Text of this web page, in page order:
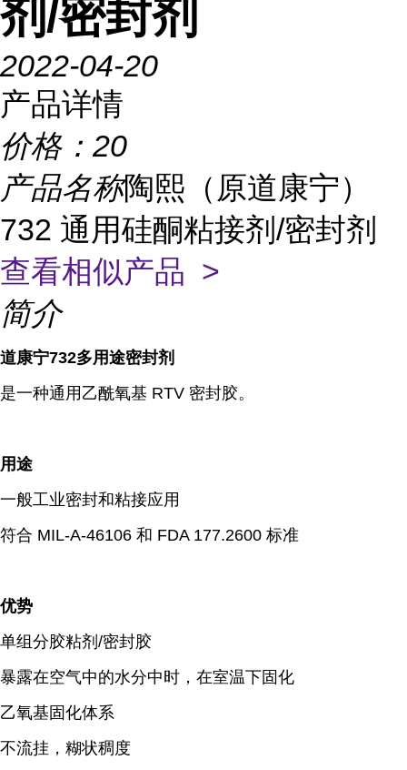
剂/密封剂
2022-04-20
产品详情
价格： 20
产品名称陶熙（原道康宁）
732 通用硅酮粘接剂/密封剂
查看相似产品 >
简介
道康宁732多用途密封剂
是一种通用乙酰氧基 RTV 密封胶。
用途
一般工业密封和粘接应用
符合 MIL-A-46106 和 FDA 177.2600 标准
优势
单组分胶粘剂/密封胶
暴露在空气中的水分中时，在室温下固化
乙氧基固化体系
不流挂，糊状稠度